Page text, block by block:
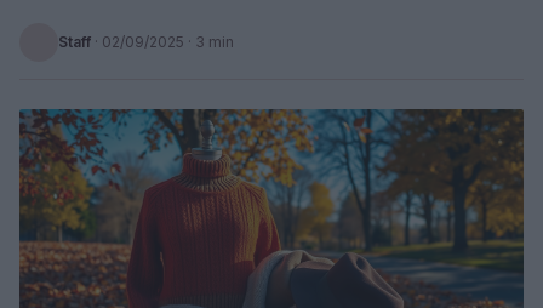
Staff · 02/09/2025 · 3 min